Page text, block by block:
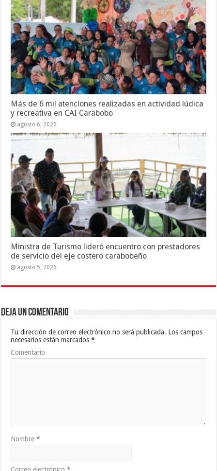
Más de 6 mil atenciones realizadas en actividad lúdica
y recreativa en CAI Carabobo
agosto 6, 2026
Ministra de Turismo lideró encuentro con prestadores
de servicio del eje costero carabobeño
agosto 5, 2026
Deja un comentario
Tu dirección de correo electrónico no será publicada. Los campos
necesarios están marcados*
Comentario
Nombre*